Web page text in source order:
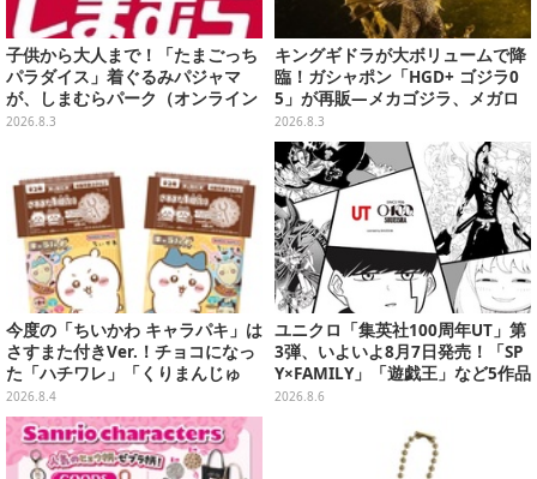
子供から大人まで！「たまごっち
パラダイス」着ぐるみパジャマ
が、しまむらパーク（オンライン
ストア）にて受注生産
2026.8.3
キングギドラが大ボリュームで降
臨！ガシャポン「HGD+ ゴジラ0
5」が再販―メカゴジラ、メガロ
なども揃った全4種
2026.8.3
今度の「ちいかわ キャラパキ」は
さすまた付きVer.！チョコになっ
た「ハチワレ」「くりまんじゅ
う」たちも可愛い全8種
2026.8.4
ユニクロ「集英社100周年UT」第
3弾、いよいよ8月7日発売！「SP
Y×FAMILY」「遊戯王」など5作品
をデザイン
2026.8.6